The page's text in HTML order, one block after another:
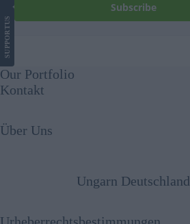
Subscribe
SUPPORT
US
Our Portfolio
Kontakt
Über Uns
Ungarn Deutschland